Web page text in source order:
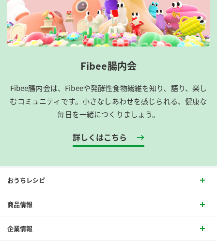
Fibee腸内会
Fibee腸内会は、​Fibeeや発酵性食物繊維を知り、語り、楽し
むコミュニティです。​小さなしあわせを感じられる、健康な
毎日を一緒につくりましょう。
詳しくはこちら
おうちレシピ
商品情報
企業情報